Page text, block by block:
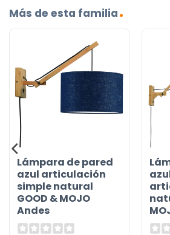
Más de esta familia
Lámpara de pared
azul articulación
simple natural
GOOD & MOJO
Andes